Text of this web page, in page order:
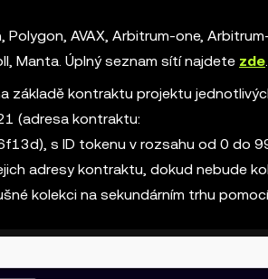
AVAX, Arbitrum-one,
Manta. Úplný seznam sítí najdete zde.
základě kontraktu projektu
(adresa kontraktu:
s ID tokenu v rozsahu od 0 do
adresy kontraktu, dokud nebude
kolekci na sekundárním trhu